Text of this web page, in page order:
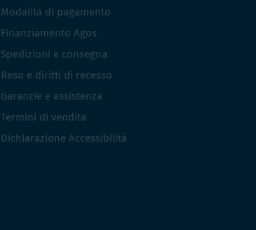
Modalità di pagamento
Finanziamento Agos
Spedizioni e consegna
Reso e diritti di recesso
Garanzie e assistenza
Termini di vendita
Dichiarazione Accessibilità